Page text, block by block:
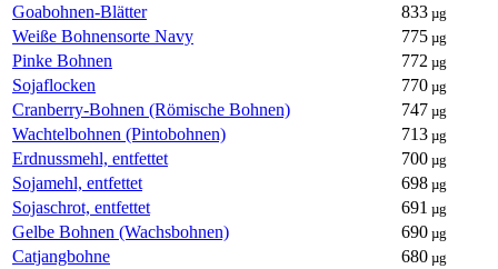
Goabohnen-Blätter 833 µg
Weiße Bohnensorte Navy 775 µg
Pinke Bohnen 772 µg
Sojaflocken 770 µg
Cranberry-Bohnen (Römische Bohnen) 747 µg
Wachtelbohnen (Pintobohnen) 713 µg
Erdnussmehl, entfettet 700 µg
Sojamehl, entfettet 698 µg
Sojaschrot, entfettet 691 µg
Gelbe Bohnen (Wachsbohnen) 690 µg
Catjangbohne 680 µg